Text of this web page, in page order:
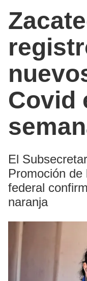
Covid
El
Promoción de
federal
naranja